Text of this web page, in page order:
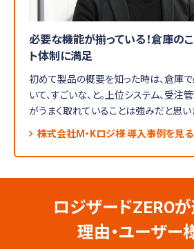
必要な機能が揃っている！倉庫の
ト体制に満足
初めて製品の概要を知った時は、倉庫
いて、すごいな、と。上位システム、受注
がうまく取れていることは強みだと思い
株式会社M・Kロジ様 導入事例を見る
ロジザードZERO
理由・ユーザー